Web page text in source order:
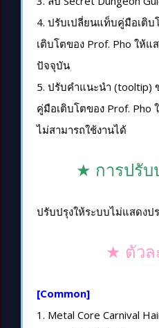
4. ปรับเปลี่ยนแท็บคู่มือเติบ
เติบโตของ Prof. Pho ให้แ
ปัจจุบัน
5. ปรับคำแนะนำ (tooltip)
คู่มือเติบโตของ Prof. Pho
ไม่สามารถใช้งานได้
★ การปรับ
ปรับปรุงให้ระบบไม่แสดงป
★ ตัว
[Common]
1. Metal Core Carnival